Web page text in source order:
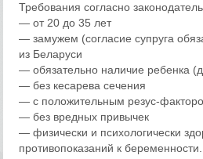
Требования согласно
— от 20 до 35 лет
— замужем (согласие супруга
из Беларуси
— обязательно наличие ребенка
— без кесарева сечения
— с положительным резус-
— без вредных привычек
— физически и психологически
противопоказаний к беременности.